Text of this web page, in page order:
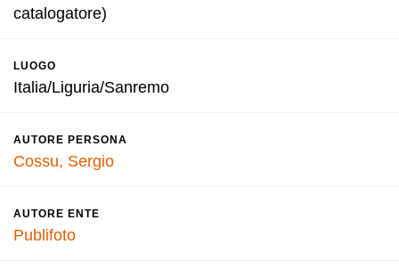
catalogatore)
LUOGO
Italia/Liguria/Sanremo
AUTORE PERSONA
Cossu, Sergio
AUTORE ENTE
Publifoto